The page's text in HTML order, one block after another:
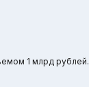
1 млрд рублей.